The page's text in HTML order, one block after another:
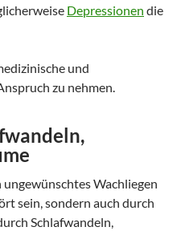
Depressionen die
und
zu nehmen.
Wachliegen
sein, sondern auch durch
Schlafwandeln,